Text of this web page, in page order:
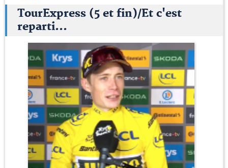
TourExpress (5 et fin)/Et c'est
reparti...